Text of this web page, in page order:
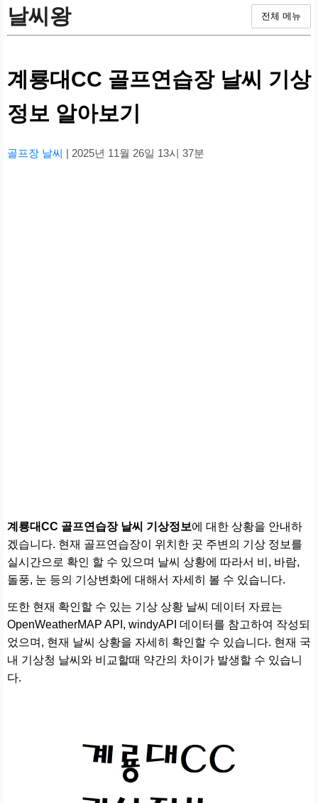
날씨왕 전체 메뉴
계룡대CC 골프연습장 날씨 기상
정보 알아보기
골프장 날씨 | 2025년 11월 26일 13시 37분
계룡대CC 골프연습장 날씨 기상정보에 대한 상황을 안내하
겠습니다. 현재 골프연습장이 위치한 곳 주변의 기상 정보를
실시간으로 확인 할 수 있으며 날씨 상황에 따라서 비, 바람,
돌풍, 눈 등의 기상변화에 대해서 자세히 볼 수 있습니다.
또한 현재 확인할 수 있는 기상 상황 날씨 데이터 자료는
OpenWeatherMAP API, windyAPI 데이터를 참고하여 작성되
었으며, 현재 날씨 상황을 자세히 확인할 수 있습니다. 현재 국
내 기상청 날씨와 비교할때 약간의 차이가 발생할 수 있습니
다.